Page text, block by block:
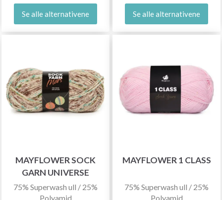
Se alle alternativene Se alle alternativene
MAYFLOWER SOCK
GARN UNIVERSE
75% Superwash ull / 25%
Polyamid
MAYFLOWER 1 CLASS
75% Superwash ull / 25%
Polyamid